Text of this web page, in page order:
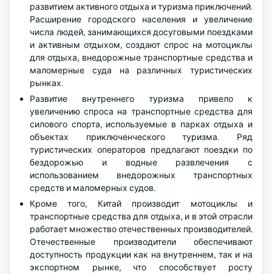
развитием активного отдыха и туризма приключений.
Расширение городского населения и увеличение
числа людей, занимающихся досуговыми поездками
и активным отдыхом, создают спрос на мотоциклы
для отдыха, внедорожные транспортные средства и
маломерные суда на различных туристических
рынках.
Развитие внутреннего туризма привело к
увеличению спроса на транспортные средства для
силового спорта, используемые в парках отдыха и
объектах приключенческого туризма. Ряд
туристических операторов предлагают поездки по
бездорожью и водные развлечения с
использованием внедорожных транспортных
средств и маломерных судов.
Кроме того, Китай производит мотоциклы и
транспортные средства для отдыха, и в этой отрасли
работает множество отечественных производителей.
Отечественные производители обеспечивают
доступность продукции как на внутреннем, так и на
экспортном рынке, что способствует росту